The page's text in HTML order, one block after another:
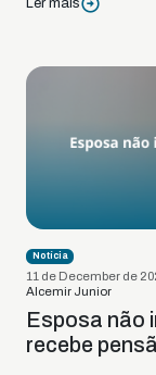
Ler mais
Notícia
11 de December de
Alcemir Junior
Esposa não
recebe